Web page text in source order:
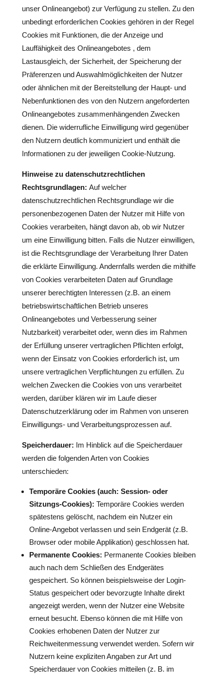
unser Onlineangebot) zur Verfügung zu stellen. Zu den
unbedingt erforderlichen Cookies gehören in der Regel
Cookies mit Funktionen, die der Anzeige und
Lauffähigkeit des Onlineangebotes , dem
Lastausgleich, der Sicherheit, der Speicherung der
Präferenzen und Auswahlmöglichkeiten der Nutzer
oder ähnlichen mit der Bereitstellung der Haupt- und
Nebenfunktionen des von den Nutzern angeforderten
Onlineangebotes zusammenhängenden Zwecken
dienen. Die widerrufliche Einwilligung wird gegenüber
den Nutzern deutlich kommuniziert und enthält die
Informationen zu der jeweiligen Cookie-Nutzung.
Hinweise zu datenschutzrechtlichen
Rechtsgrundlagen: Auf welcher
datenschutzrechtlichen Rechtsgrundlage wir die
personenbezogenen Daten der Nutzer mit Hilfe von
Cookies verarbeiten, hängt davon ab, ob wir Nutzer
um eine Einwilligung bitten. Falls die Nutzer einwilligen,
ist die Rechtsgrundlage der Verarbeitung Ihrer Daten
die erklärte Einwilligung. Andernfalls werden die mithilfe
von Cookies verarbeiteten Daten auf Grundlage
unserer berechtigten Interessen (z.B. an einem
betriebswirtschaftlichen Betrieb unseres
Onlineangebotes und Verbesserung seiner
Nutzbarkeit) verarbeitet oder, wenn dies im Rahmen
der Erfüllung unserer vertraglichen Pflichten erfolgt,
wenn der Einsatz von Cookies erforderlich ist, um
unsere vertraglichen Verpflichtungen zu erfüllen. Zu
welchen Zwecken die Cookies von uns verarbeitet
werden, darüber klären wir im Laufe dieser
Datenschutzerklärung oder im Rahmen von unseren
Einwilligungs- und Verarbeitungsprozessen auf.
Speicherdauer: Im Hinblick auf die Speicherdauer
werden die folgenden Arten von Cookies
unterschieden:
Temporäre Cookies (auch: Session- oder
Sitzungs-Cookies): Temporäre Cookies werden
spätestens gelöscht, nachdem ein Nutzer ein
Online-Angebot verlassen und sein Endgerät (z.B.
Browser oder mobile Applikation) geschlossen hat.
Permanente Cookies: Permanente Cookies bleiben
auch nach dem Schließen des Endgerätes
gespeichert. So können beispielsweise der Login-
Status gespeichert oder bevorzugte Inhalte direkt
angezeigt werden, wenn der Nutzer eine Website
erneut besucht. Ebenso können die mit Hilfe von
Cookies erhobenen Daten der Nutzer zur
Reichweitenmessung verwendet werden. Sofern wir
Nutzern keine expliziten Angaben zur Art und
Speicherdauer von Cookies mitteilen (z. B. im